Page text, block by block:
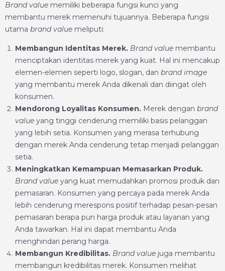
Brand value memiliki beberapa fungsi kunci yang
membantu merek memenuhi tujuannya. Beberapa fungsi
utama brand value meliputi:
Membangun Identitas Merek. Brand value membantu
menciptakan identitas merek yang kuat. Hal ini mencakup
elemen-elemen seperti logo, slogan, dan brand image
yang membantu merek Anda dikenali dan diingat oleh
konsumen.
Mendorong Loyalitas Konsumen. Merek dengan brand
value yang tinggi cenderung memiliki basis pelanggan
yang lebih setia. Konsumen yang merasa terhubung
dengan merek Anda cenderung tetap menjadi pelanggan
setia.
Meningkatkan Kemampuan Memasarkan Produk.
Brand value yang kuat memudahkan promosi produk dan
pemasaran. Konsumen yang percaya pada merek Anda
lebih cenderung merespons positif terhadap pesan-pesan
pemasaran berapa pun harga produk atau layanan yang
Anda tawarkan. Hal ini dapat membantu Anda
menghindari perang harga.
Membangun Kredibilitas. Brand value juga membantu
membangun kredibilitas merek. Konsumen melihat